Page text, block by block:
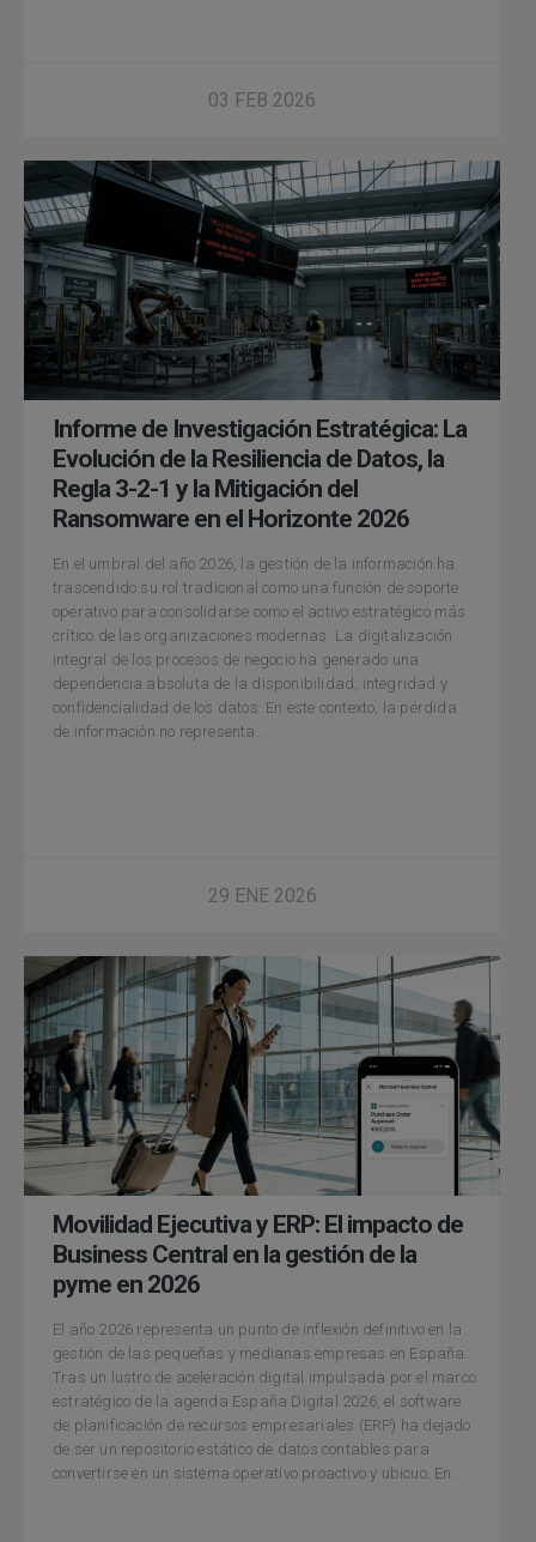
03 FEB 2026
Informe de Investigación Estratégica: La
Evolución de la Resiliencia de Datos, la
Regla 3-2-1 y la Mitigación del
Ransomware en el Horizonte 2026
En el umbral del año 2026, la gestión de la información ha
trascendido su rol tradicional como una función de soporte
operativo para consolidarse como el activo estratégico más
crítico de las organizaciones modernas. La digitalización
integral de los procesos de negocio ha generado una
dependencia absoluta de la disponibilidad, integridad y
confidencialidad de los datos. En este contexto, la pérdida
de información no representa...
29 ENE 2026
Movilidad Ejecutiva y ERP: El impacto de
Business Central en la gestión de la
pyme en 2026
El año 2026 representa un punto de inflexión definitivo en la
gestión de las pequeñas y medianas empresas en España.
Tras un lustro de aceleración digital impulsada por el marco
estratégico de la agenda España Digital 2026, el software
de planificación de recursos empresariales (ERP) ha dejado
de ser un repositorio estático de datos contables para
convertirse en un sistema operativo proactivo y ubicuo. En...